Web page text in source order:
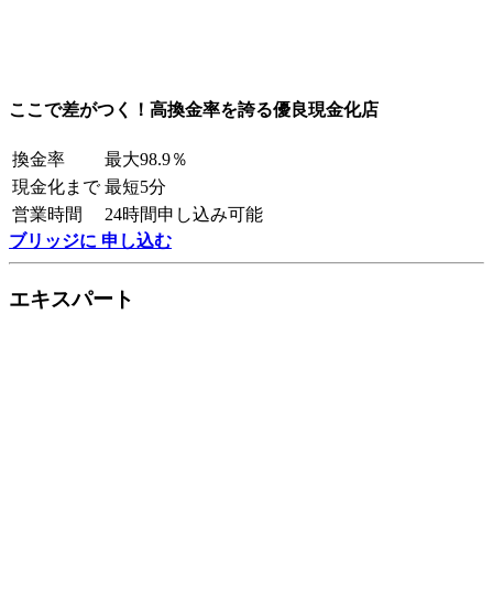
ここで差がつく！高換金率を誇る優良現金化店
換金率
最大98.9％
現金化まで 最短5分
営業時間
24時間申し込み可能
ブリッジに 申し込む
エキスパート